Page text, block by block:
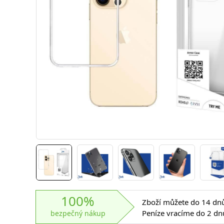
100%
bezpečný nákup
Zboží můžete do 14
Peníze vracíme do 2